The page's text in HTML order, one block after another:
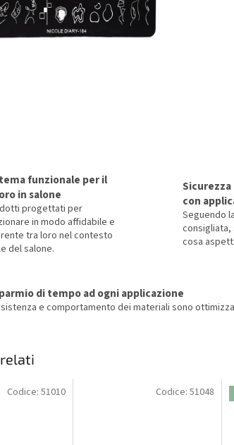
funzionale per il
in salone
progettati per
in modo affidabile e
tra loro nel contesto
del salone.
con
Seguendo
cosa
di tempo ad ogni applicazione
e comportamento dei materiali sono
Codice: 51010 Codice: 51048